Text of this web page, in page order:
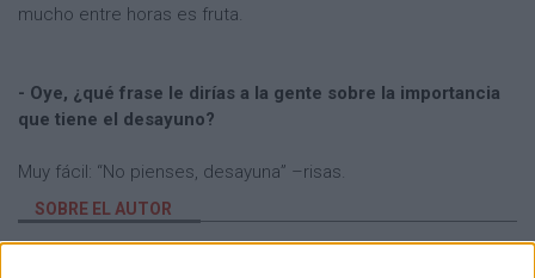
mucho entre horas es fruta.
- Oye, ¿qué frase le dirías a la gente sobre la importancia
que tiene el desayuno?
Muy fácil: “No pienses, desayuna” –risas.
SOBRE EL AUTOR
Luis Miguel del Baño